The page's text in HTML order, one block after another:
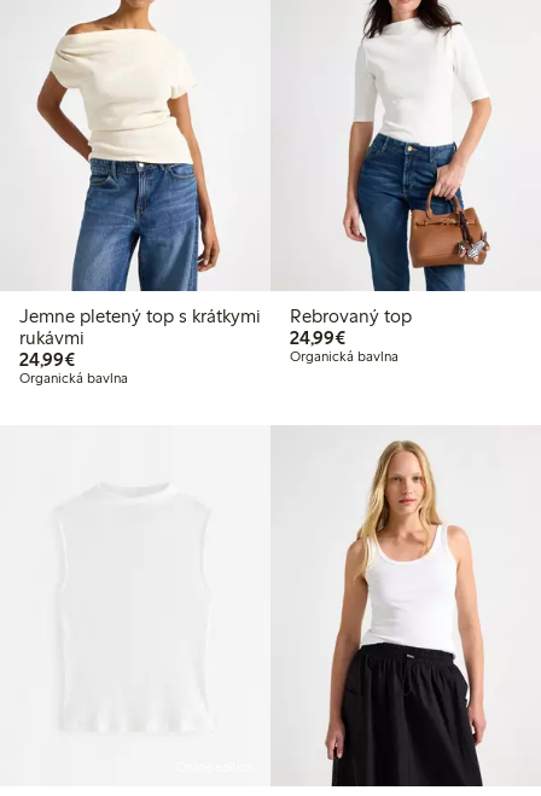
Jemne pletený top s krátkymi
rukávmi
24,99€24,99 €
Organická bavlna
Rebrovaný top
24,99€24,99 €
Organická bavlna